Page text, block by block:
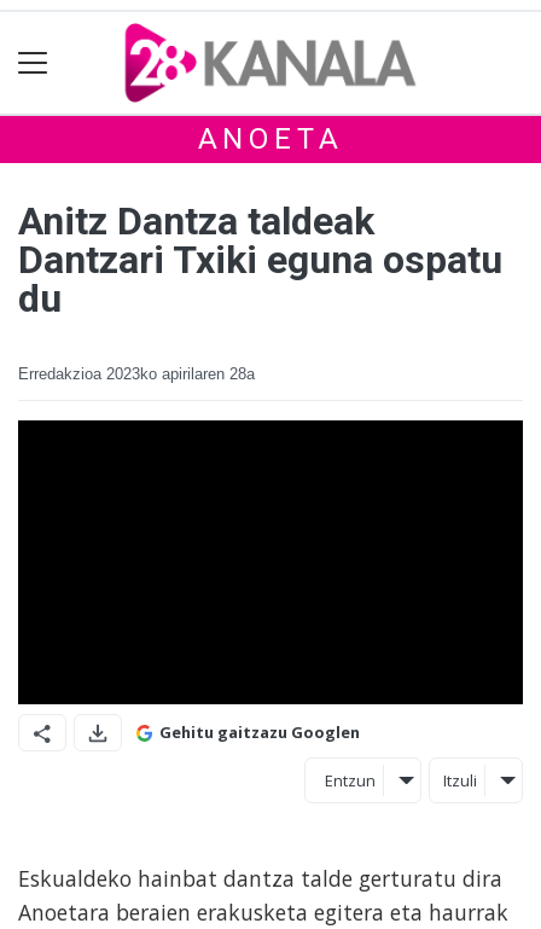
ANOETA
Anitz Dantza taldeak
Dantzari Txiki eguna ospatu
du
Erredakzioa 2023ko apirilaren 28a
Gehitu gaitzazu Googlen
Entzun Itzuli
Eskualdeko hainbat dantza talde gerturatu dira
Anoetara beraien erakusketa egitera eta haurrak